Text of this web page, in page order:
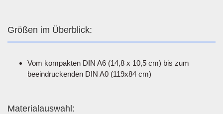
Größen im Überblick:
Vom kompakten DIN A6 (14,8 x 10,5 cm) bis zum
beeindruckenden DIN A0 (119x84 cm)
Materialauswahl: